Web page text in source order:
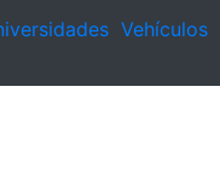
Vehículos